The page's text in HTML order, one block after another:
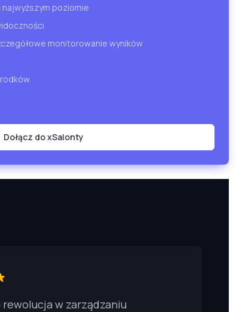
najwyższym poziomie
monitorowanie wyników
Dołącz do xSalonty
w zarządzaniu